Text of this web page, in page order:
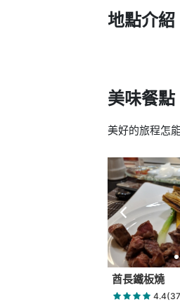
地點介紹
美味餐點
美好的旅程怎
酋長鐵板燒